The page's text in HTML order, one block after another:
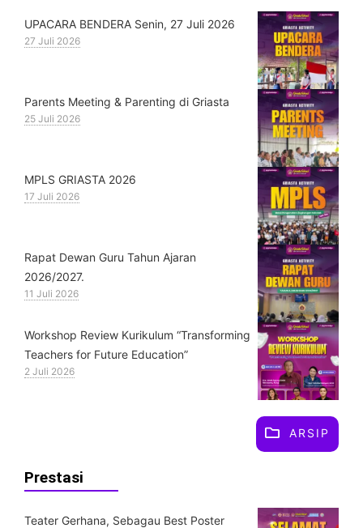
UPACARA BENDERA Senin, 27 Juli 2026
27 Juli 2026
Parents Meeting & Parenting di Griasta
25 Juli 2026
MPLS GRIASTA 2026
17 Juli 2026
Rapat Dewan Guru Tahun Ajaran
2026/2027.
11 Juli 2026
Workshop Review Kurikulum “Transforming
Teachers for Future Education”
2 Juli 2026
ARSIP
Prestasi
Teater Gerhana, Sebagau Best Poster